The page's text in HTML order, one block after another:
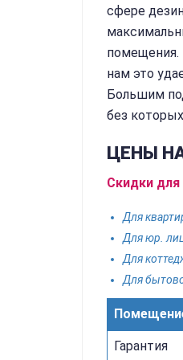
сфере
помещения.
нам это
Большим
без
ЦЕНЫ
Скидки для
Для
Для юр.
Для
Для
Гарантия